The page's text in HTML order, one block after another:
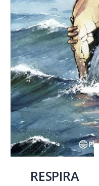
comienzoRESPIRA